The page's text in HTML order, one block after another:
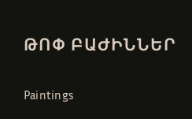
ԹՈՓ ԲԱԺԻՆՆԵՐ
Paintings